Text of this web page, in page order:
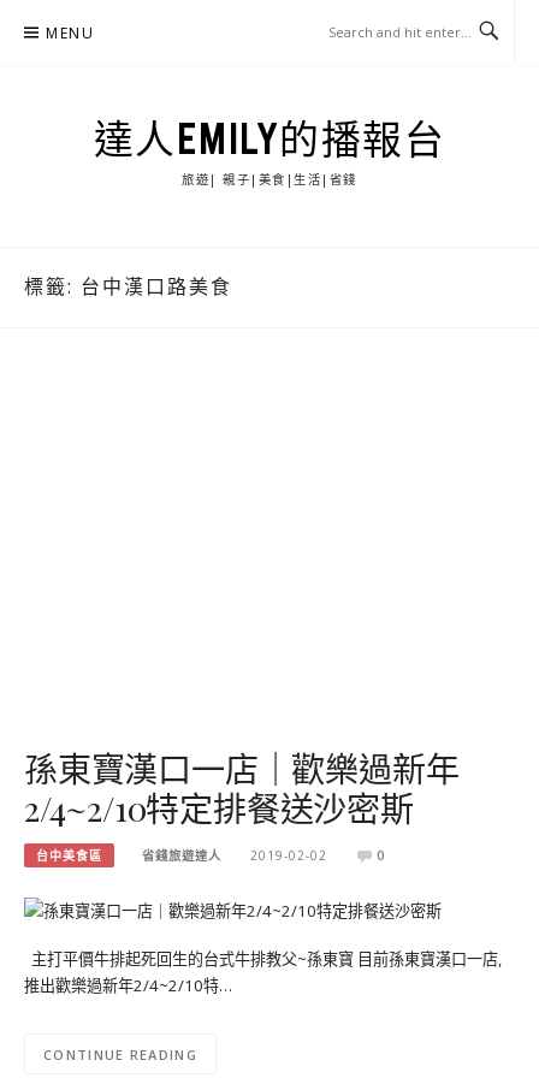
MENU
達人EMILY的播報台
旅遊| 親子|美食|生活|省錢
標籤: 台中漢口路美食
孫東寶漢口一店｜歡樂過新年
2/4~2/10特定排餐送沙密斯
台中美食區 省錢旅遊達人 2019-02-02 0
主打平價牛排起死回生的台式牛排教父~孫東寶 目前孫東寶漢口一店,
推出歡樂過新年2/4~2/10特…
CONTINUE READING